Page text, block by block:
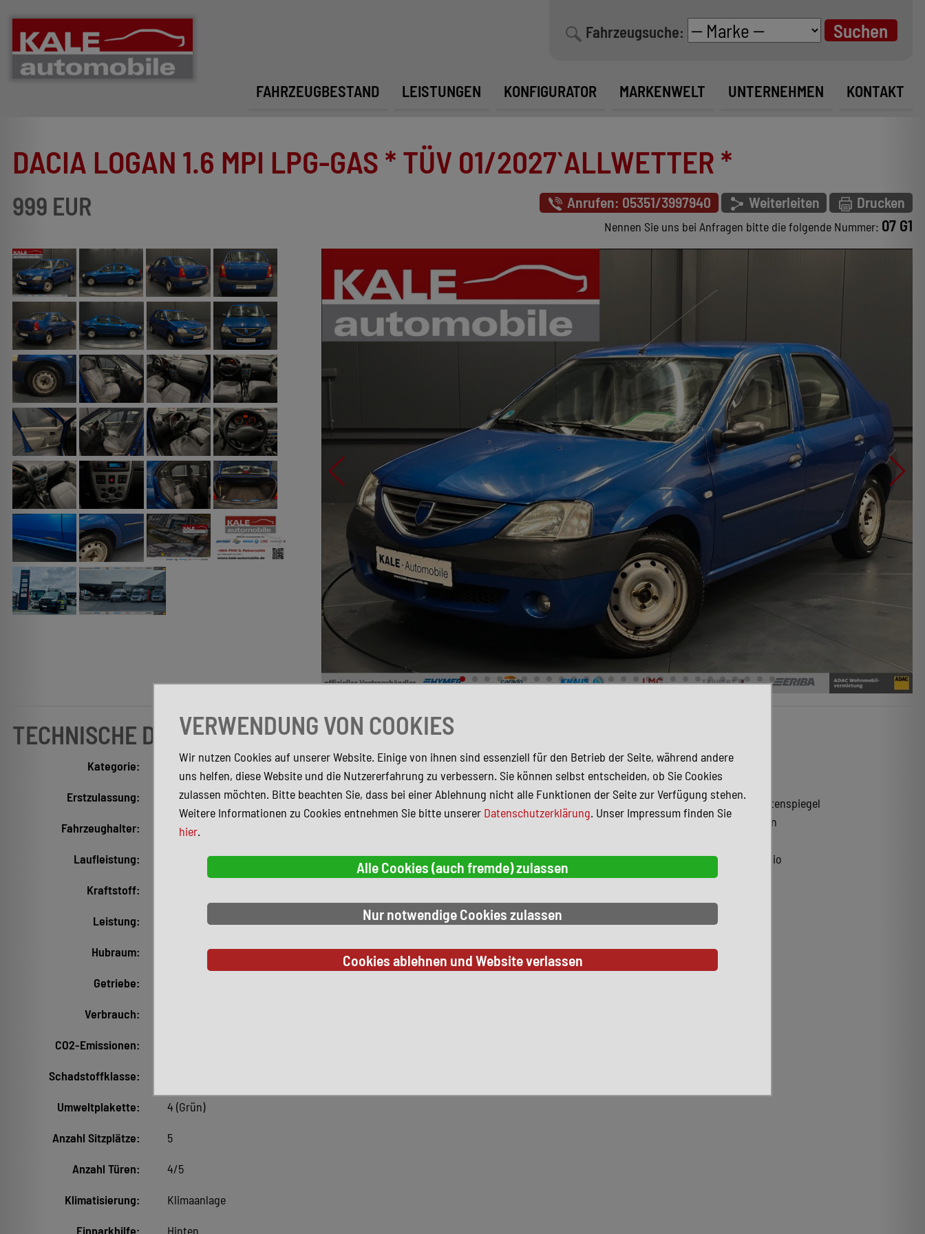
Fahrzeugsuche:
FAHRZEUGBESTAND LEISTUNGEN KONFIGURATOR MARKENWELT UNTERNEHMEN KONTAKT
DACIA LOGAN 1.6 MPI LPG-GAS * TÜV 01/2027`ALLWETTER *
999 EUR Anrufen: 05351/3997940 Weiterleiten Drucken
Nennen Sie uns bei Anfragen bitte die folgende Nummer: 07 G1
TECHNISCHE DATEN
Kategorie: Limousine
Erstzulassung: 04/2006
Fahrzeughalter:
Laufleistung: 189.000 km
Kraftstoff:
Leistung: 64 kW (87 PS)
Hubraum: 1.598 cm³
Getriebe:
Verbrauch:
CO2-Emissionen:
Schadstoffklasse:
Umweltplakette: 4 (Grün)
Anzahl Sitzplätze: 5
Anzahl Türen: 4/5
Klimatisierung: Klimaanlage
Einparkhilfe: Hinten
Nebelscheinwerfer
Elektr. Fensterheber
Elektr. Wegfahrsperre
Allwetterreifen
Metallic
ABS
Armlehne
Elektr. Seitenspiegel
Stahlfelgen
Tuner/Radio
VERWENDUNG VON COOKIES
Wir nutzen Cookies auf unserer Website. Einige von ihnen sind essenziell für den Betrieb der Seite, während andere
uns helfen, diese Website und die Nutzererfahrung zu verbessern. Sie können selbst entscheiden, ob Sie Cookies
zulassen möchten. Bitte beachten Sie, dass bei einer Ablehnung nicht alle Funktionen der Seite zur Verfügung stehen.
Weitere Informationen zu Cookies entnehmen Sie bitte unserer Datenschutzerklärung. Unser Impressum finden Sie
hier.